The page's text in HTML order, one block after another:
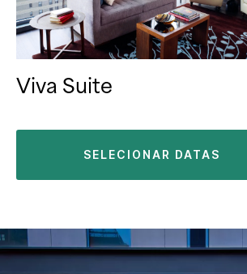
Viva Suite
SELECIONAR DATAS